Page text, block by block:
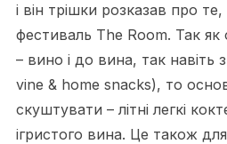
і він трішки розказав про
фестиваль The Room. Так як
– вино і до вина, так навіть
vine & home snacks), то
скуштувати – літні легкі
ігристого вина. Це також